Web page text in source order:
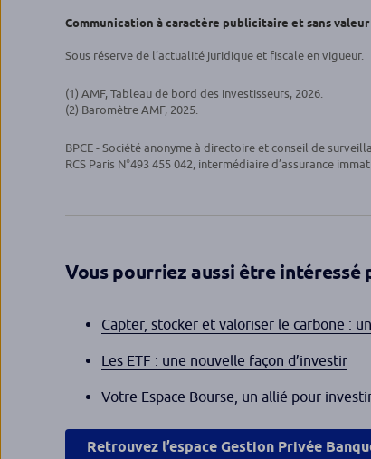
Communication à caractère publicitaire et sans
Sous réserve de l’actualité juridique et fiscale en vigueur.
(1) AMF, Tableau de bord des investisseurs, 2026.
(2) Baromètre AMF, 2025.
BPCE - Société anonyme à directoire et conseil de
RCS Paris N°493 455 042, intermédiaire d’assurance
Vous pourriez aussi être intéressé
Capter, stocker et valoriser le carbone :
Les ETF : une nouvelle façon d’investir
Votre Espace Bourse, un allié pour
Retrouvez l’espace Gestion Privée